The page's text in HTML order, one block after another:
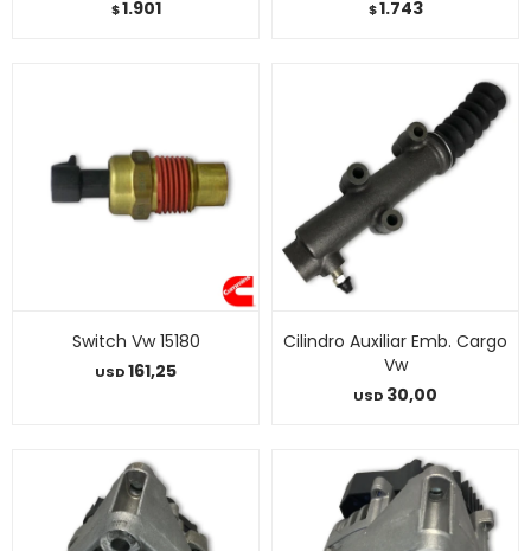
$1.901 $1.743
Switch Vw 15180
USD161,25
Cilindro Auxiliar Emb. Cargo
Vw
USD 30,00